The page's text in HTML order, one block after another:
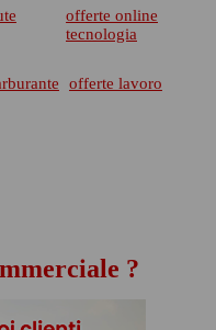
offerte online
tecnologia
offerte lavoro
?